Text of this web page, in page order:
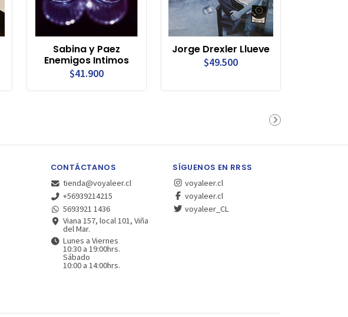
Sabina y Paez
Enemigos Intimos
$41.900
Jorge Drexler Llueve
$49.500
CONTÁCTANOS
tienda@voyaleer.cl
+56939214215
5693921 1436
Viana 157, local 101, Viña
del Mar.
Lunes a Viernes
10:30 a 19:00hrs.
Sábado
10:00 a 14:00hrs.
SÍGUENOS EN RRSS
voyaleer.cl
voyaleer.cl
voyaleer_CL